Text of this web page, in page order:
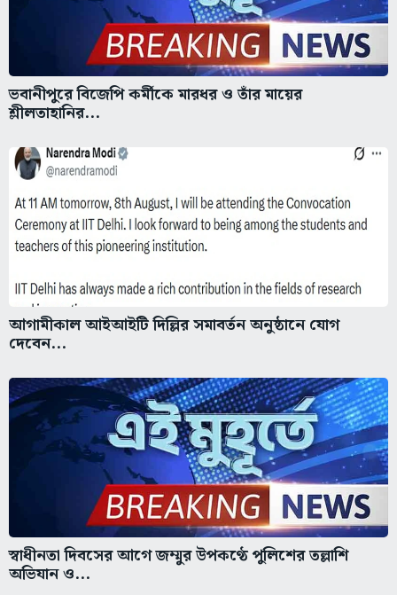
ভবানীপুরে বিজেপি কর্মীকে মারধর ও তাঁর মায়ের
শ্লীলতাহানির...
আগামীকাল আইআইটি দিল্লির সমাবর্তন অনুষ্ঠানে যোগ
দেবেন...
স্বাধীনতা দিবসের আগে জম্মুর উপকণ্ঠে পুলিশের তল্লাশি
অভিযান ও...